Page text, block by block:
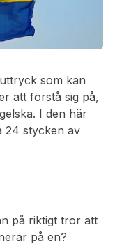
som kan
att förstå sig på,
I den här
24 stycken av
på riktigt tror att
på en?